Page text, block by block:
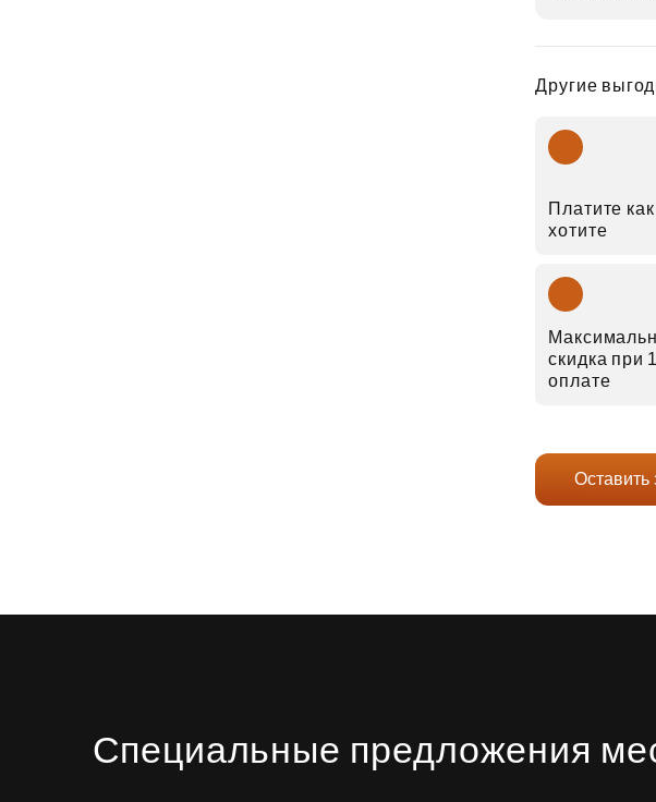
Другие
Платите как
хотите
скидка при
оплате
Оставить
Специальные предложения